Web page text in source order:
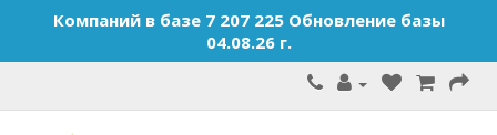
Компаний в базе 7 207 225 Обновление базы
04.08.26 г.